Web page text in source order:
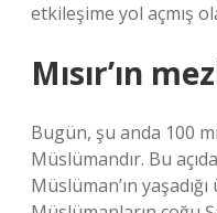
etkileşime yol açmış
Mısır’ın
Bugün, şu anda 100
Müslümandır. Bu
Müslüman’ın